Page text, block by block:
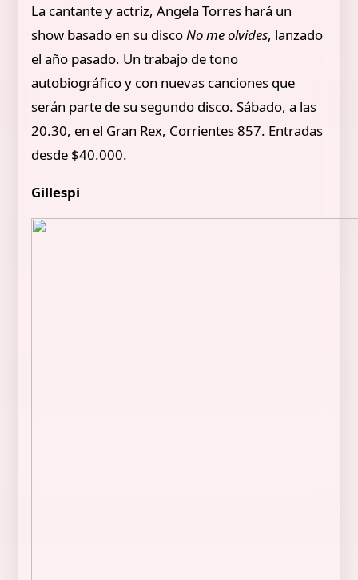
La cantante y actriz, Angela Torres hará un
show basado en su discoNo me olvides, lanzado
el año pasado. Un trabajo de tono
autobiográfico y con nuevas canciones que
serán parte de su segundo disco. Sábado, a las
20.30, en el Gran Rex, Corrientes 857. Entradas
desde $40.000.
Gillespi